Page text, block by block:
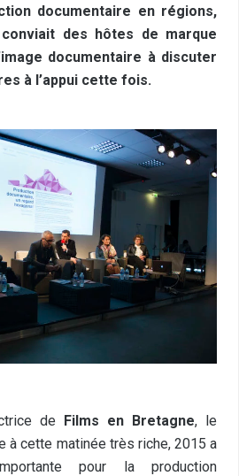
documentaire en régions,
des hôtes de marque
documentaire à discuter
à l’appui cette fois.
de Films en Bretagne, le
à cette matinée très riche, 2015 a
pour la production